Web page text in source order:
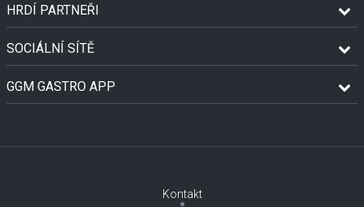
HRDÍ PARTNEŘI
SOCIÁLNÍ SÍTĚ
GGM GASTRO APP
Kontakt